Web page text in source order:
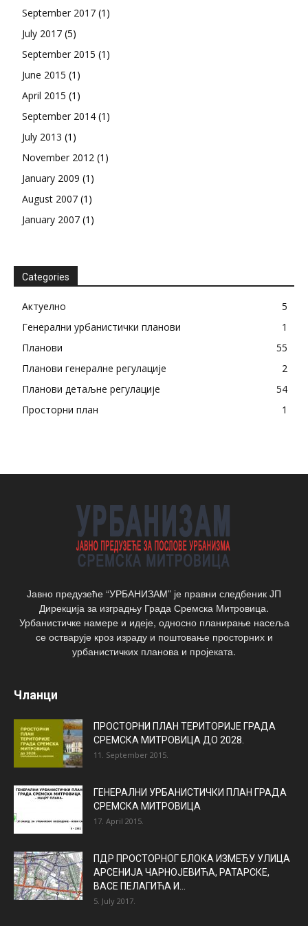
September 2017 (1)
July 2017 (5)
September 2015 (1)
June 2015 (1)
April 2015 (1)
September 2014 (1)
July 2013 (1)
November 2012 (1)
January 2009 (1)
August 2007 (1)
January 2007 (1)
Categories
Актуелно
5
Генерални урбанистички планови
1
Планови
55
Планови генералне регулације
2
Планови детаљне регулације
54
Просторни план
1
Јавно предузеће “УРБАНИЗАМ” је правни следбеник ЈП
Дирекција за изградњу Града Сремска Митровица.
Урбанистичке намере и идеје, односно планирање насеља
се остварује кроз израду и поштовање просторних и
урбанистичких планова и пројеката.
Чланци
ПРОСТОРНИ ПЛАН ТЕРИТОРИЈЕ ГРАДА
СРЕМСКА МИТРОВИЦА ДО 2028.
11. September 2015.
ГЕНЕРАЛНИ УРБАНИСТИЧКИ ПЛАН ГРАДА
СРЕМСКА МИТРОВИЦА
17. April 2015.
ПДР ПРОСТОРНОГ БЛОКА ИЗМЕЂУ УЛИЦА
АРСЕНИЈА ЧАРНОЈЕВИЋА, РАТАРСКЕ,
ВАСЕ ПЕЛАГИЋА И...
5. July 2017.